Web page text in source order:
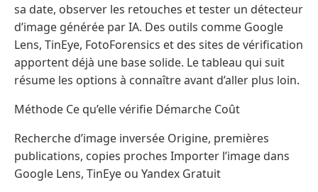
sa date, observer les retouches et tester un détecteur
d’image générée par IA. Des outils comme Google
Lens, TinEye, FotoForensics et des sites de vérification
apportent déjà une base solide. Le tableau qui suit
résume les options à connaître avant d’aller plus loin.
Méthode Ce qu’elle vérifie Démarche Coût
Recherche d’image inversée Origine, premières
publications, copies proches Importer l’image dans
Google Lens, TinEye ou Yandex Gratuit